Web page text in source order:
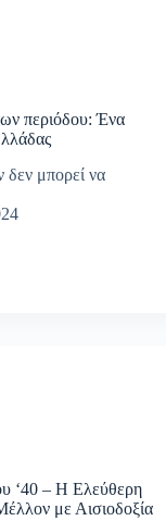
περιόδου: Ένα
δεν μπορεί να
‘40 – Η Ελεύθερη
με Αισιοδοξία